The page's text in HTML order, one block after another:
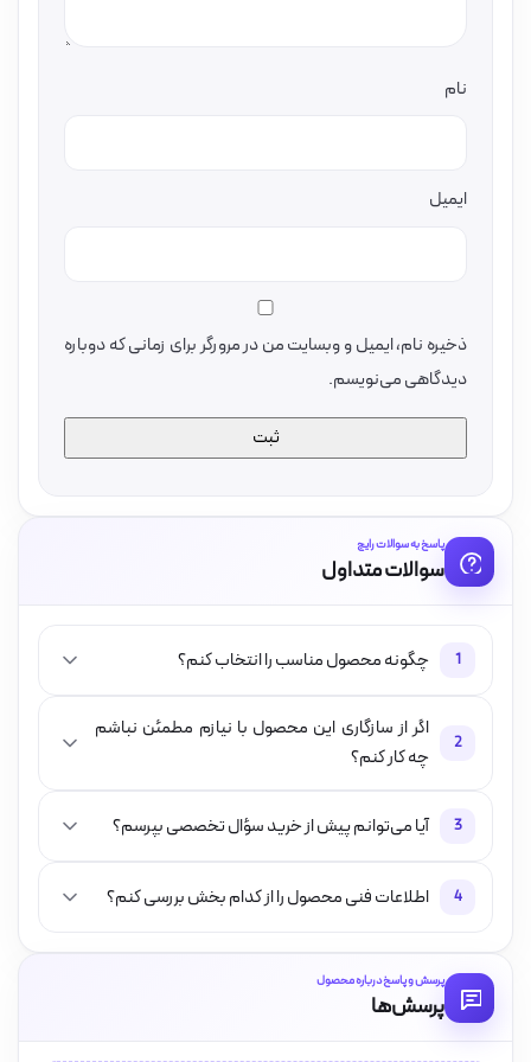
نام
ایمیل
ذخیره نام، ایمیل و وبسایت من در مرورگر برای زمانی که دوباره
دیدگاهی می‌نویسم.
پاسخ به سوالات رایج
سوالات متداول
1 چگونه محصول مناسب را انتخاب کنم؟
2
اگر از سازگاری این محصول با نیازم مطمئن نباشم
چه کار کنم؟
3 آیا می‌توانم پیش از خرید سؤال تخصصی بپرسم؟
4 اطلاعات فنی محصول را از کدام بخش بررسی کنم؟
پرسش و پاسخ درباره محصول
پرسش‌ها